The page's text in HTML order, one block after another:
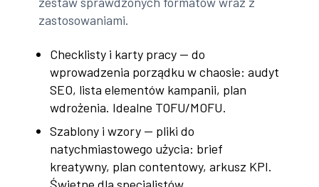
zastosowaniami.
Checklisty i karty pracy — do
wprowadzenia porządku w chaosie: audyt
SEO, lista elementów kampanii, plan
wdrożenia. Idealne TOFU/MOFU.
Szablony i wzory — pliki do
natychmiastowego użycia: brief
kreatywny, plan contentowy, arkusz KPI.